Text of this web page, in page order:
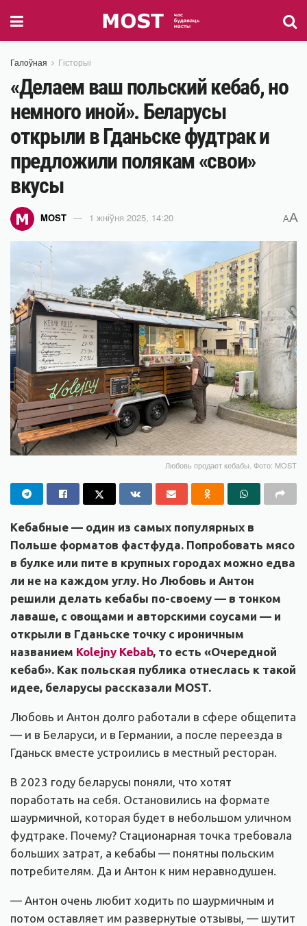
Галоўная Гісторыі
«Делаем ваш польский кебаб, но
немного иной». Беларусы
открыли в Гданьске фудтрак и
предложили полякам «свои»
вкусы
MOST 1 жніўня 2025, 14:20 AA
Любовь продает кебабы. Фото: MOST
Кебабные — один из самых популярных в
Польше форматов фастфуда. Попробовать мясо
в булке или пите в крупных городах можно едва
ли не на каждом углу. Но Любовь и Антон
решили делать кебабы по-своему — в тонком
лаваше, с овощами и авторскими соусами — и
открыли в Гданьске точку с ироничным
названием Kolejny Kebab, то есть «Очередной
кебаб». Как польская публика отнеслась к такой
идее, беларусы рассказали MOST.
Любовь и Антон долго работали в сфере общепита
— и в Беларуси, и в Германии, а после переезда в
Гданьск вместе устроились в местный ресторан.
В 2023 году беларусы поняли, что хотят
поработать на себя. Остановились на формате
шаурмичной, которая будет в небольшом уличном
фудтраке. Почему? Стационарная точка требовала
больших затрат, а кебабы — понятны польским
потребителям. Да и Антон к ним неравнодушен.
— Антон очень любит ходить по шаурмичным и
потом оставляет им развернутые отзывы, — шутит